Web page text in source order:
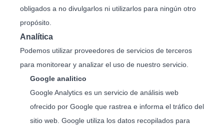
obligados a no divulgarlos ni utilizarlos para ningún otro
propósito.
Analítica
Podemos utilizar proveedores de servicios de terceros
para monitorear y analizar el uso de nuestro servicio.
Google analitico
Google Analytics es un servicio de análisis web
ofrecido por Google que rastrea e informa el tráfico del
sitio web. Google utiliza los datos recopilados para